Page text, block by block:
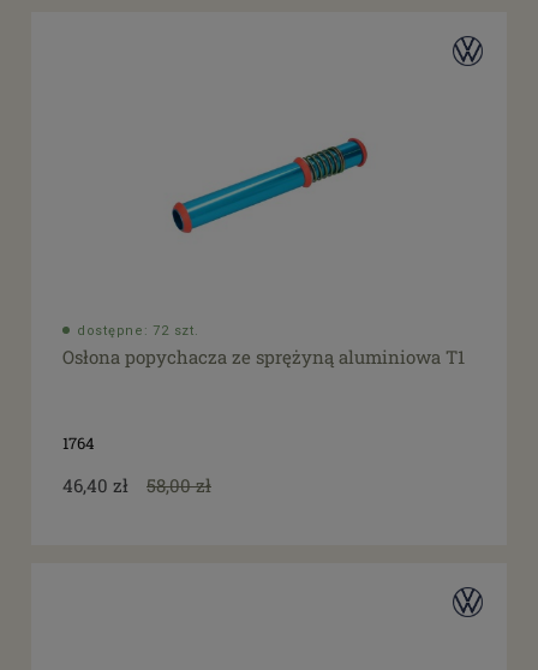
dostępne: 72 szt.
Osłona popychacza ze sprężyną aluminiowa T1
1764
46,40 zł 58,00 zł